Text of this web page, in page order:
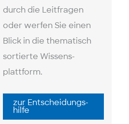
durch die Leit­fragen
oder werfen Sie einen
Blick in die thematisch
sortierte Wissens­
plattform.
zur Ent­scheidungs­
hilfe